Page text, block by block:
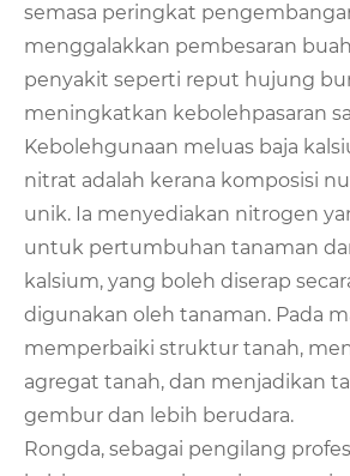
semasa peringkat
menggalakkan pembesaran
penyakit seperti reput hujung
meningkatkan kebolehpasaran
Kebolehgunaan meluas baja
nitrat adalah kerana komposisi
unik. Ia menyediakan nitrogen
untuk pertumbuhan tanaman
kalsium, yang boleh diserap
digunakan oleh tanaman. Pada
memperbaiki struktur tanah,
agregat tanah, dan menjadikan
gembur dan lebih berudara.
Rongda, sebagai pengilang